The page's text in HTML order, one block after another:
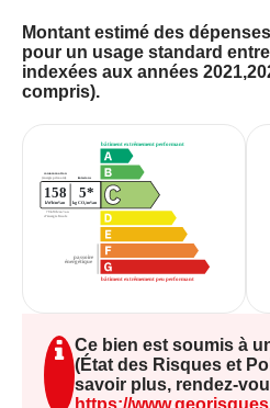
Le montant des dépenses
pour un usage standard est
1 880 €. Les prix moyens
indexés sur les années
Les informations sur les
est exposé sont
: www. georisques. gouv. fr
Montant estimé des
pour un usage standard entre
indexées aux années
compris).
Ce bien est soumis à
(État des Risques et
savoir plus, rendez-